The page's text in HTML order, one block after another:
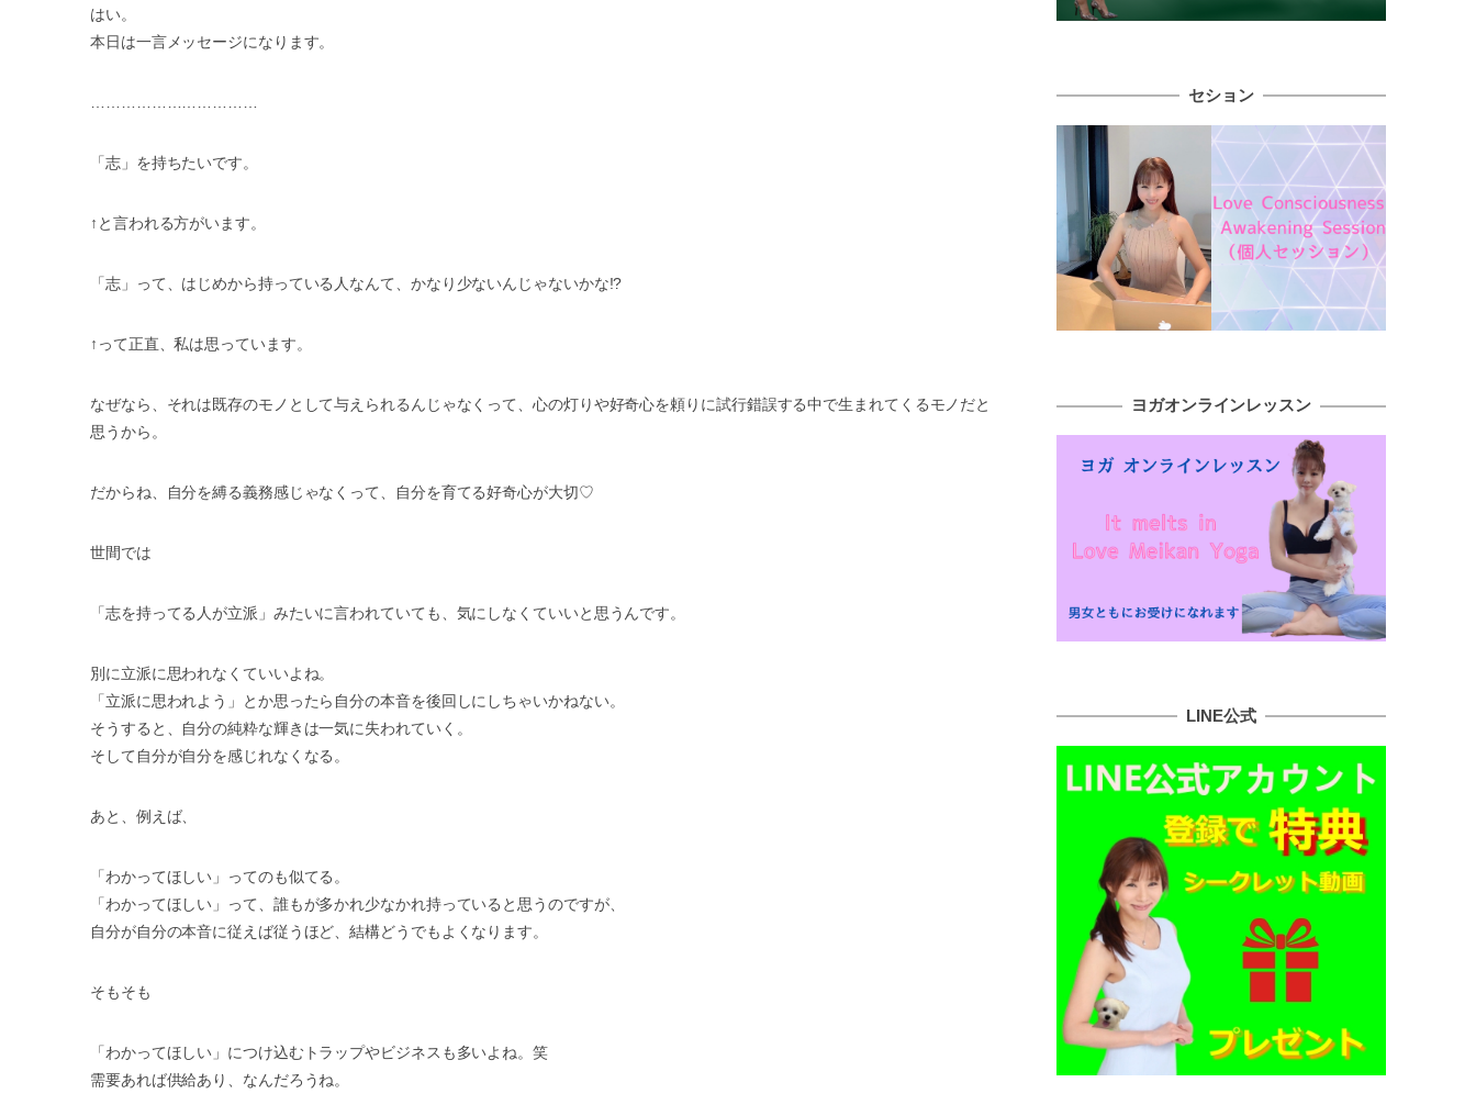
はい。
本日は一言メッセージになります。
「志」を持ちたいです。
↑と言われる方がいます。
「志」って、はじめから持っている人なんて、かなり少ないんじゃないかな!?
↑って正直、私は思っています。
なぜなら、それは既存のモノとして与えられるんじゃなくって、心の灯りや好奇心を頼りに試行錯誤する中で生まれてくるモノだと
思うから。
だからね、自分を縛る義務感じゃなくって、自分を育てる好奇心が大切♡
世間では
「志を持ってる人が立派」みたいに言われていても、気にしなくていいと思うんです。
別に立派に思われなくていいよね。
「立派に思われよう」とか思ったら自分の本音を後回しにしちゃいかねない。
そうすると、自分の純粋な輝きは一気に失われていく。
そして自分が自分を感じれなくなる。
あと、例えば、
「わかってほしい」ってのも似てる。
「わかってほしい」って、誰もが多かれ少なかれ持っていると思うのですが、
自分が自分の本音に従えば従うほど、結構どうでもよくなります。
そもそも
「わかってほしい」につけ込むトラップやビジネスも多いよね。笑
需要あれば供給あり、なんだろうね。
セション
ヨガオンラインレッスン
LINE公式